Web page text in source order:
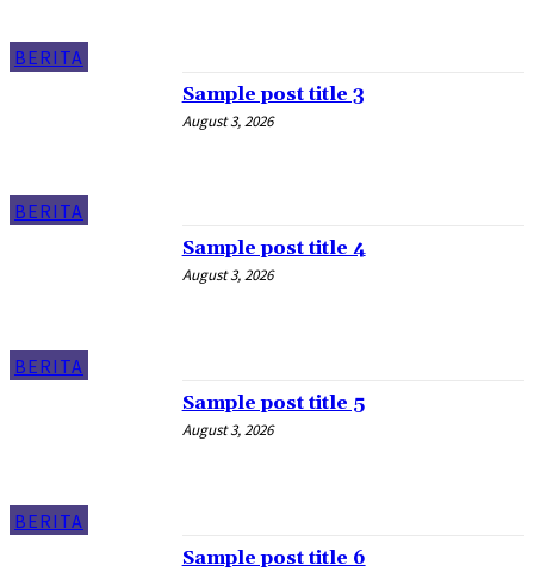
BERITA
BERITA
Sample post title 3
August 3, 2026
BERITA
Sample post title 4
August 3, 2026
BERITA
Sample post title 5
August 3, 2026
Sample post title 6